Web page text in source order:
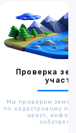
Проверка
Мы проверим
по кадастровому
арест,